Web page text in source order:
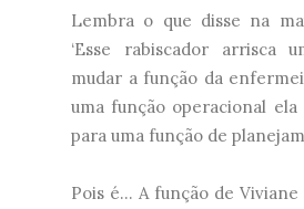
Lembra o que disse na
‘Esse rabiscador arrisca
mudar a função da
uma função operacional ela
para uma função de
Pois é... A função de